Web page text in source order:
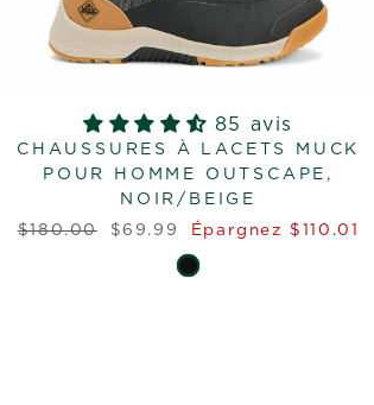
85 avis
CHAUSSURES À LACETS MUCK
POUR HOMME OUTSCAPE,
NOIR/BEIGE
Prix
$180.00
Prix
$69.99 Épargnez $110.01